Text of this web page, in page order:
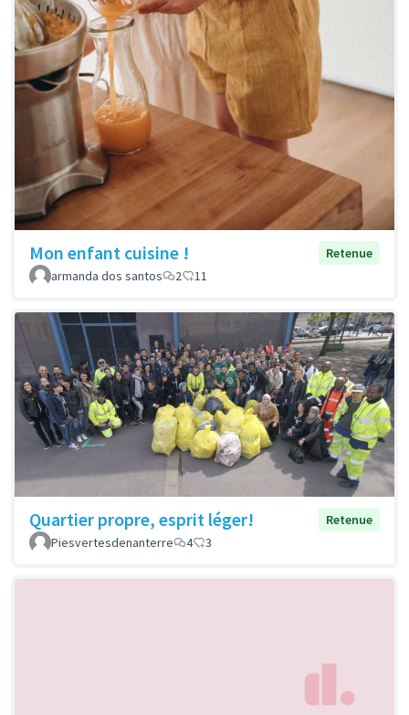
Mon enfant cuisine !
Retenue
armanda dos santos
2 11
Quartier propre, esprit léger!
Retenue
Piesvertesdenanterre
4 3